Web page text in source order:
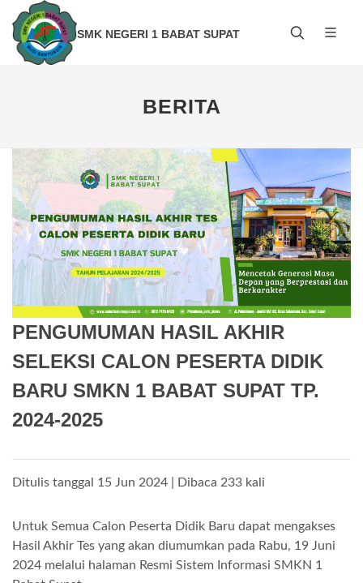
SMK NEGERI 1 BABAT SUPAT
BERITA
PENGUMUMAN HASIL AKHIR
SELEKSI CALON PESERTA DIDIK
BARU SMKN 1 BABAT SUPAT TP.
2024-2025
Ditulis tanggal 15 Jun 2024 | Dibaca 233 kali
Untuk Semua Calon Peserta Didik Baru dapat mengakses
Hasil Akhir Tes yang akan diumumkan pada Rabu, 19 Juni
2024 melalui halaman Resmi Sistem Informasi SMKN 1